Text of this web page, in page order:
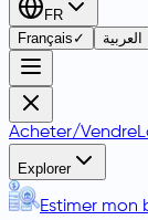
FR
Français ✓ العربية
Acheter/Vendre
Explorer
Estimer mon